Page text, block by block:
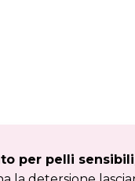
per pelli sensibili